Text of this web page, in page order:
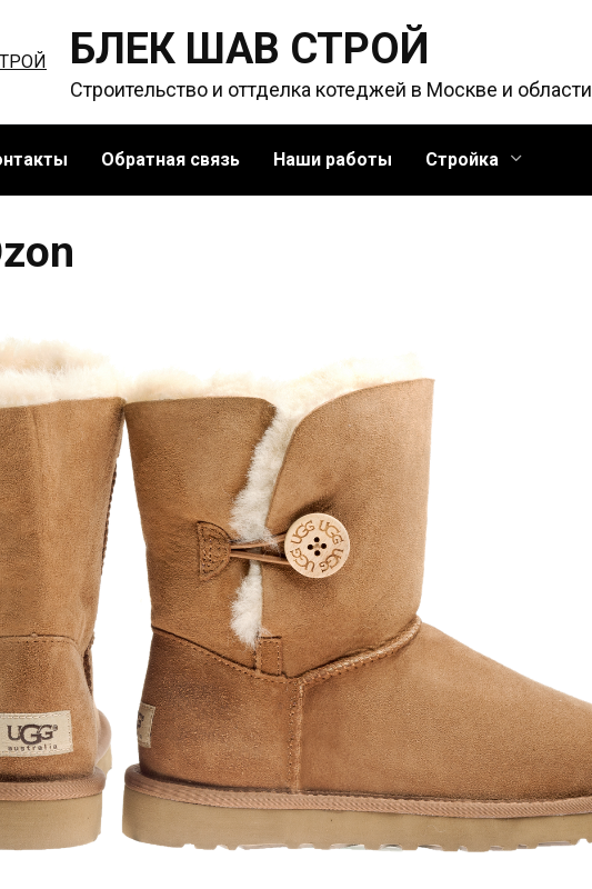
БЛЕК ШАВ СТРОЙ
Строительство и оттделка котеджей в Москве и области
Обратная связь Наши работы Стройка